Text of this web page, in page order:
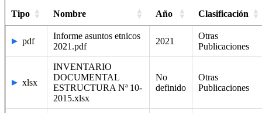
Tipo Nombre Año Clasificación
pdf
Informe asuntos etnicos
2021.pdf
2021
Otras
Publicaciones
xlsx
INVENTARIO
DOCUMENTAL
ESTRUCTURA Nª 10-
2015.xlsx
No
definido
Otras
Publicaciones